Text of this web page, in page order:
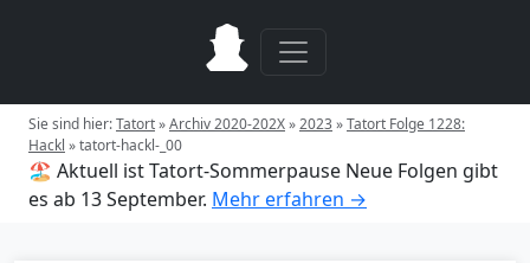
Sie sind hier:Tatort»Archiv 2020-202X»2023»Tatort Folge 1228:
Hackl »tatort-hackl-_00
🏖️ Aktuell ist Tatort-Sommerpause Neue Folgen gibt
es ab 13 September. Mehr erfahren →